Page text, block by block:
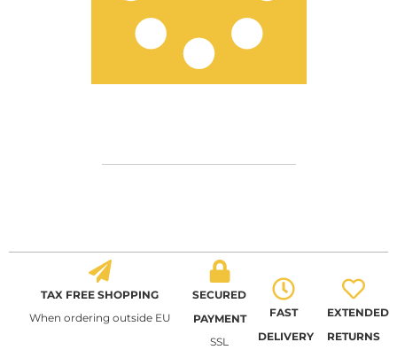
TAX FREE SHOPPING
When ordering outside EU
SECURED
PAYMENT
SSL
FAST
DELIVERY
EXTENDED
RETURNS